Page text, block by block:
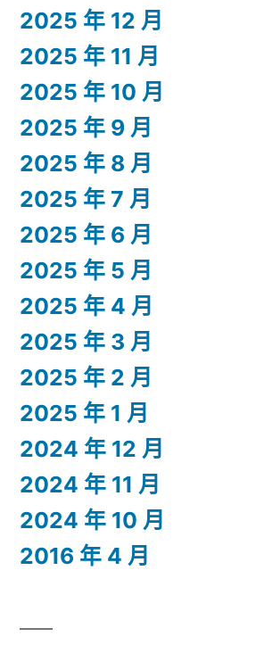
2025 年 12 月
2025 年 11 月
2025 年 10 月
2025 年 9 月
2025 年 8 月
2025 年 7 月
2025 年 6 月
2025 年 5 月
2025 年 4 月
2025 年 3 月
2025 年 2 月
2025 年 1 月
2024 年 12 月
2024 年 11 月
2024 年 10 月
2016 年 4 月